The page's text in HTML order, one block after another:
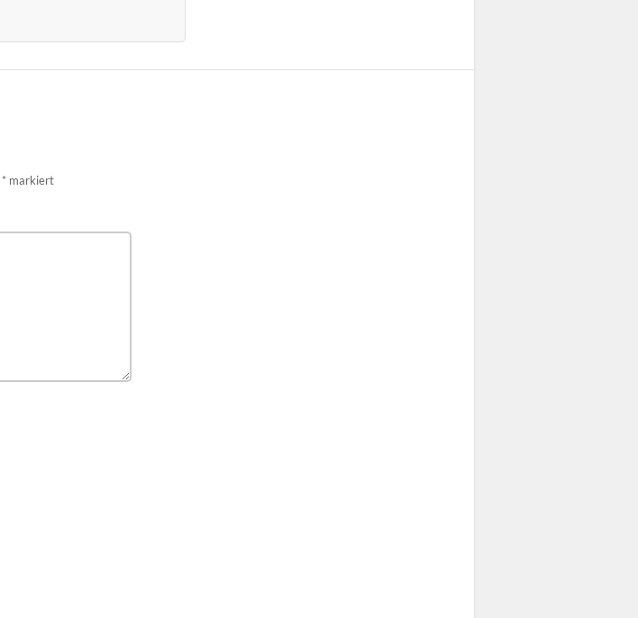
* markiert